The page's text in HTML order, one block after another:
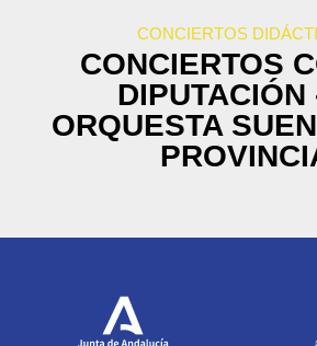
CONCIERTOS
CONCIERTOS
DIPUTACIÓN
ORQUESTA